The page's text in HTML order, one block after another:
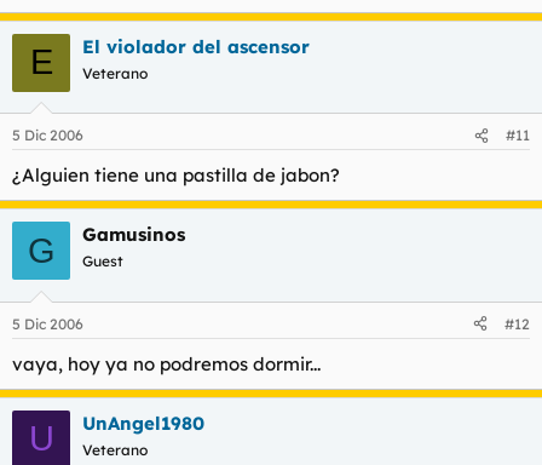
E El violador del ascensor
Veterano
5 Dic 2006 #11
¿Alguien tiene una pastilla de jabon?
G Gamusinos
Guest
5 Dic 2006 #12
vaya, hoy ya no podremos dormir...
U UnAngel1980
Veterano